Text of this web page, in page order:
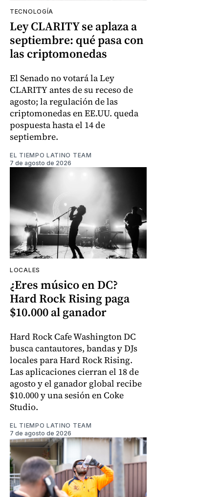
TECNOLOGÍA
Ley CLARITY se aplaza a
septiembre: qué pasa con
las criptomonedas
El Senado no votará la Ley
CLARITY antes de su receso de
agosto; la regulación de las
criptomonedas en EE.UU. queda
pospuesta hasta el 14 de
septiembre.
EL TIEMPO LATINO TEAM
7 de agosto de 2026
LOCALES
¿Eres músico en DC?
Hard Rock Rising paga
$10.000 al ganador
Hard Rock Cafe Washington DC
busca cantautores, bandas y DJs
locales para Hard Rock Rising.
Las aplicaciones cierran el 18 de
agosto y el ganador global recibe
$10.000 y una sesión en Coke
Studio.
EL TIEMPO LATINO TEAM
7 de agosto de 2026